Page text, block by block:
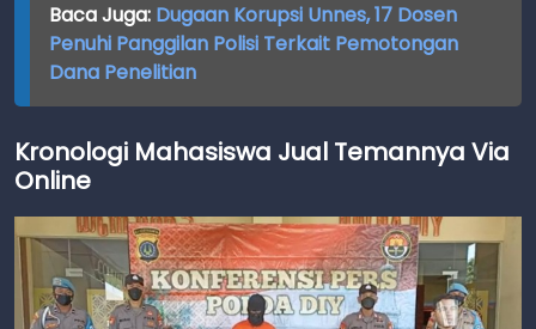
Baca Juga: Dugaan Korupsi Unnes, 17 Dosen
Penuhi Panggilan Polisi Terkait Pemotongan
Dana Penelitian
Kronologi Mahasiswa Jual Temannya Via
Online